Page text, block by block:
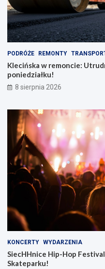
PODRÓŻE REMONTY
Klecińska w remoncie:
poniedziałku!
8 sierpnia 2026
KONCERTY WYDARZENIA
SiecHHnice Hip-Hop
Skateparku!